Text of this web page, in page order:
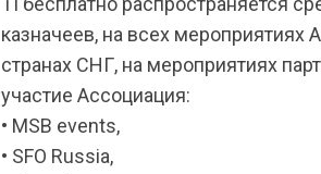
казначеев, на всех мероприятиях
странах СНГ, на мероприятиях
участие Ассоциация:
• MSB events,
• SFO Russia,